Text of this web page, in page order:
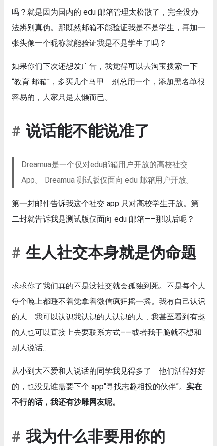
吗？就是因为国内的 edu 邮箱管理太松散了，完全没办
法辨别真伪。那既然邮箱不能验证我是不是学生，再加一
张头像一个昵称就能验证我是不是学生了吗？
如果你们下次还想发广告，我觉得可以去淘宝搜索一下
“教育 邮箱”，多买几个马甲，别总用一个，添加黑名单很
容易的，大家只是太懒而已。
说话能不能说准了
Dreamua是一个仅对edu邮箱用户开放的高校社交
App。 Dreamua 测试版仅面向 edu 邮箱用户开放。
第一封邮件告诉我这个社交 app 只对高校学生开放。第
二封就告诉我是测试版仅面向 edu 邮箱——那以后呢？
生人社交本身就是伪命题
求求你了我们真的不是没社交就会孤独到死。不是每个人
每个晚上都睡不着觉拿着微信疯狂摇一摇。我有自己认识
的人，我可以认识我认识的人认识的人，我甚至看到有趣
的人也可以直接上去要联系方式——或者我干脆就不想和
别人说话。
从小到大不爱和人说话的同学我见得多了，他们活得好好
的，也没见谁需要下个 app“寻找志趣相投的伙伴”。 实在
不行的话，我还有沙雕网友呢。
我为什么非要用你的